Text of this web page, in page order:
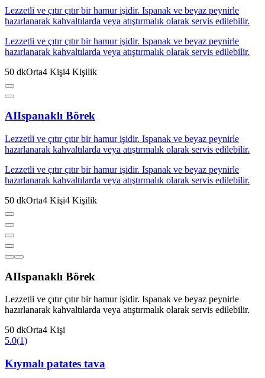
Lezzetli ve çıtır çıtır bir hamur işidir. Ispanak ve beyaz peynirle
hazırlanarak kahvaltılarda veya atıştırmalık olarak servis edilebilir.
Lezzetli ve çıtır çıtır bir hamur işidir. Ispanak ve beyaz peynirle
hazırlanarak kahvaltılarda veya atıştırmalık olarak servis edilebilir.
50 dkOrta4 Kişi4 Kişilik
AIIspanaklı Börek
Lezzetli ve çıtır çıtır bir hamur işidir. Ispanak ve beyaz peynirle
hazırlanarak kahvaltılarda veya atıştırmalık olarak servis edilebilir.
Lezzetli ve çıtır çıtır bir hamur işidir. Ispanak ve beyaz peynirle
hazırlanarak kahvaltılarda veya atıştırmalık olarak servis edilebilir.
50 dkOrta4 Kişi4 Kişilik
AIIspanaklı Börek
Lezzetli ve çıtır çıtır bir hamur işidir. Ispanak ve beyaz peynirle
hazırlanarak kahvaltılarda veya atıştırmalık olarak servis edilebilir.
50 dkOrta4 Kişi
5.0(1)
Kıymalı patates tava